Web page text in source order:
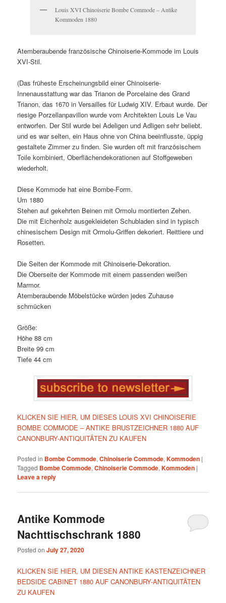
Louis XVI Chinoiserie Bombe Commode – Antike
Kommoden 1880
Atemberaubende französische Chinoiserie-Kommode im Louis
XVI-Stil.
(Das früheste Erscheinungsbild einer Chinoiserie-
Innenausstattung war das Trianon de Porcelaine des Grand
Trianon, das 1670 in Versailles für Ludwig XIV. Erbaut wurde. Der
riesige Porzellanpavillon wurde vom Architekten Louis Le Vau
entworfen. Der Stil wurde bei Adeligen und Adligen sehr beliebt.
und es war selten, ein Haus ohne von China beeinflusste, üppig
gestaltete Zimmer zu finden. Sie wurden oft mit französischem
Toile kombiniert, Oberflächendekorationen auf Stoffgeweben
wiederholt.
Diese Kommode hat eine Bombe-Form.
Um 1880
Stehen auf gekehrten Beinen mit Ormolu montierten Zehen.
Die mit Eichenholz ausgekleideten Schubladen sind in typisch
chinesischem Design mit Ormolu-Griffen dekoriert. Reittiere und
Rosetten.
Die Seiten der Kommode mit Chinoiserie-Dekoration.
Die Oberseite der Kommode mit einem passenden weißen
Marmor.
Atemberaubende Möbelstücke würden jedes Zuhause
schmücken
Größe:
Höhe 88 cm
Breite 99 cm
Tiefe 44 cm
KLICKEN SIE HIER, UM DIESES LOUIS XVI CHINOISERIE
BOMBE COMMODE – ANTIKE BRUSTZEICHNER 1880 AUF
CANONBURY-ANTIQUITÄTEN ZU KAUFEN
Posted in Bombe Commode,Chinoiserie Commode,Kommoden |
Tagged Bombe Commode,Chinoiserie Commode,Kommoden |
Leave a reply
Antike Kommode
Nachttischschrank 1880
Posted onJuly 27, 2020
KLICKEN SIE HIER, UM DIESEN ANTIKE KASTENZEICHNER
BEDSIDE CABINET 1880 AUF CANONBURY-ANTIQUITÄTEN
ZU KAUFEN